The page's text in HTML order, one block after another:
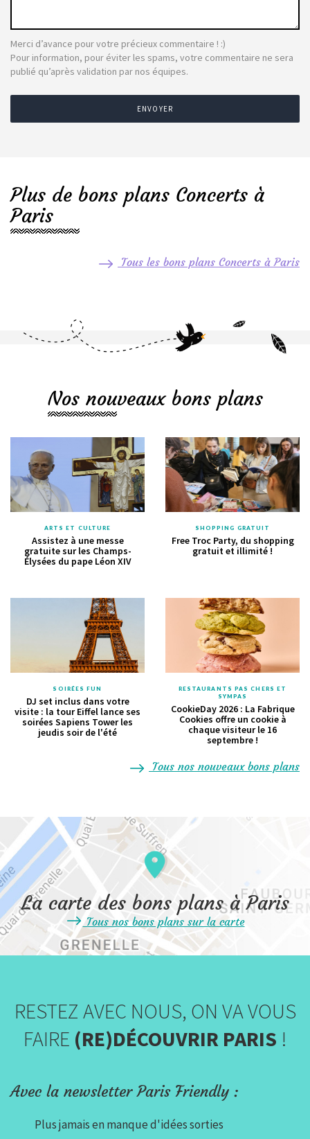
Merci d’avance pour votre précieux commentaire ! :)
Pour information, pour éviter les spams, votre commentaire ne sera
publié qu’après validation par nos équipes.
ENVOYER
Plus de bons plans Concerts à
Paris
Tous les bons plans Concerts à Paris
Nos nouveaux bons plans
ARTS ET CULTURE
Assistez à une messe
gratuite sur les Champs-
Élysées du pape Léon XIV
SHOPPING GRATUIT
Free Troc Party, du shopping
gratuit et illimité !
SOIRÉES FUN
DJ set inclus dans votre
visite : la tour Eiffel lance ses
soirées Sapiens Tower les
jeudis soir de l'été
RESTAURANTS PAS CHERS ET
SYMPAS
CookieDay 2026 : La Fabrique
Cookies offre un cookie à
chaque visiteur le 16
septembre !
Tous nos nouveaux bons plans
La carte des bons plans à Paris
Tous nos bons plans sur la carte
RESTEZ AVEC NOUS, ON VA VOUS
FAIRE (RE)DÉCOUVRIR PARIS !
Avec la newsletter Paris Friendly :
Plus jamais en manque d'idées sorties